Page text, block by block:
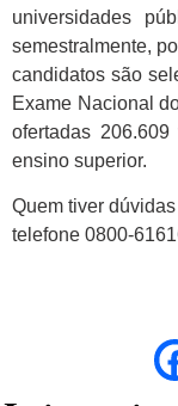
universidades
semestralmente,
candidatos são
Exame Nacional
ofertadas
ensino superior.
Quem tiver
telefone 0800-